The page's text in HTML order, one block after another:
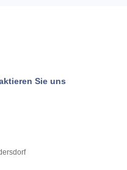
Sie uns